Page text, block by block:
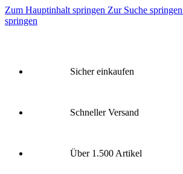
Zum Hauptinhalt springen Zur Suche springen
springen
Sicher einkaufen
Schneller Versand
Über 1.500 Artikel